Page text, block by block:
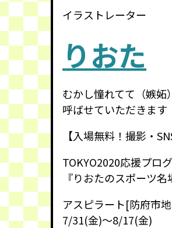
イラストレーター
りおた
むかし憧れてて（嫉妬
呼ばせていただきます
【入場無料！撮影・
TOKYO2020応援プロ
『りおたのスポーツ名
アスピラート[防府市
7/31(金)〜8/17(金)